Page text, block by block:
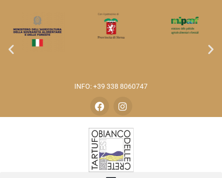
INFO: +39 338 8060747